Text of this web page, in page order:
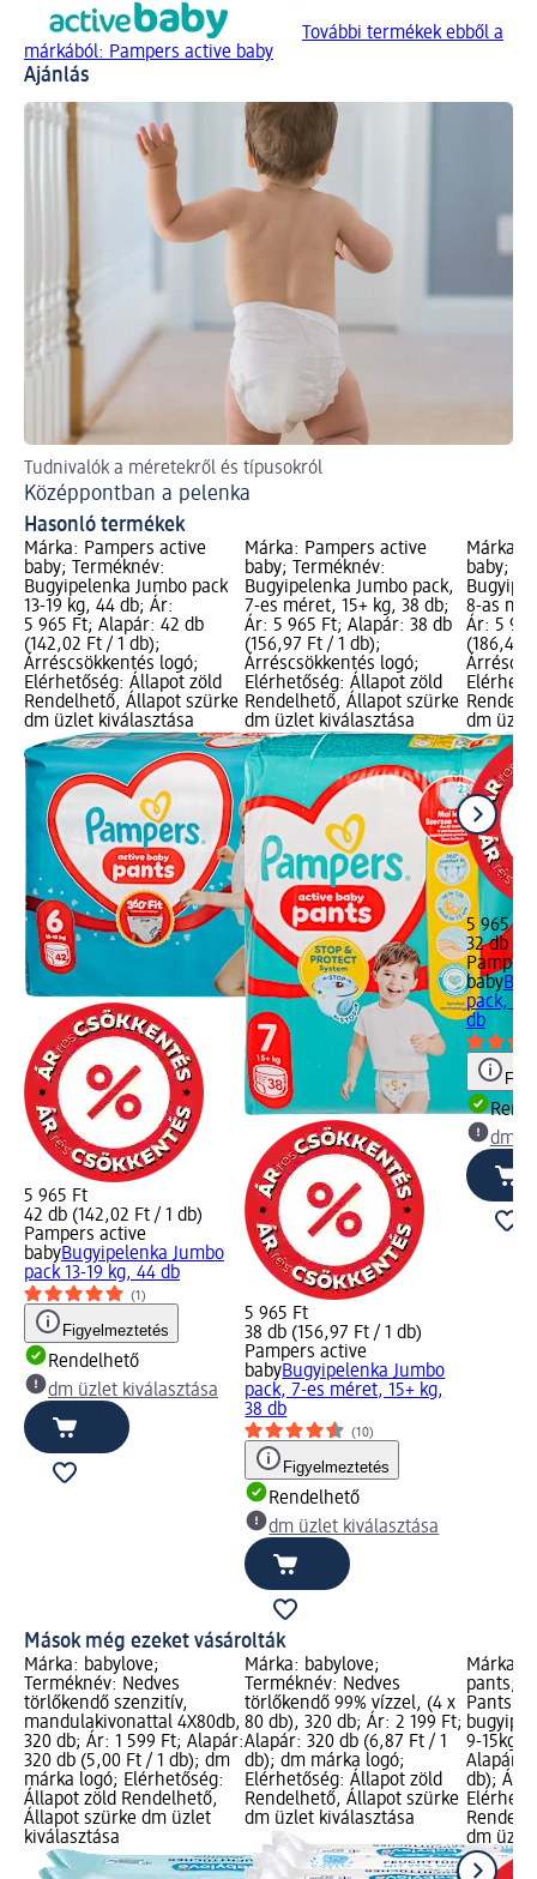
További termékek ebből a
márkából: Pampers active baby
Ajánlás
Tudnivalók a méretekről és típusokról
Középpontban a pelenka
Hasonló termékek
Márka: Pampers active
baby; Terméknév:
Bugyipelenka Jumbo pack
13-19 kg, 44 db; Ár:
5 965 Ft; Alapár: 42 db
(142,02 Ft / 1 db);
Árréscsökkentés logó;
Elérhetőség: Állapot zöld
Rendelhető, Állapot szürke
dm üzlet kiválasztása
5 965 Ft
42 db (142,02 Ft / 1 db)
Pampers active
babyBugyipelenka Jumbo
pack 13-19 kg, 44 db
(1)
Figyelmeztetés
Rendelhető
dm üzlet kiválasztása
Márka: Pampers active
baby; Terméknév:
Bugyipelenka Jumbo pack,
7-es méret, 15+ kg, 38 db;
Ár: 5 965 Ft; Alapár: 38 db
(156,97 Ft / 1 db);
Árréscsökkentés logó;
Elérhetőség: Állapot zöld
Rendelhető, Állapot szürke
dm üzlet kiválasztása
5 965 Ft
38 db (156,97 Ft / 1 db)
Pampers active
babyBugyipelenka Jumbo
pack, 7-es méret, 15+ kg,
38 db
(10)
Figyelmeztetés
Rendelhető
dm üzlet kiválasztása
Márka:
baby;
8-as
Ár: 5
(186,41
dm
5 965 Ft
32 db
baby
pack, 8-
db
dm
Mások még ezeket vásárolták
Márka: babylove;
Terméknév: Nedves
törlőkendő szenzitív,
mandulakivonattal 4X80db,
320 db; Ár: 1 599 Ft; Alapár:
320 db (5,00 Ft / 1 db); dm
márka logó; Elérhetőség:
Állapot zöld Rendelhető,
Állapot szürke dm üzlet
kiválasztása
Márka: babylove;
Terméknév: Nedves
törlőkendő 99% vízzel, (4 x
80 db), 320 db; Ár: 2 199 Ft;
Alapár: 320 db (6,87 Ft / 1
db); dm márka logó;
Elérhetőség: Állapot zöld
Rendelhető, Állapot szürke
dm üzlet kiválasztása
Márka:
pants;
Pants,
9-15kg,
Alapár:
db);
dm